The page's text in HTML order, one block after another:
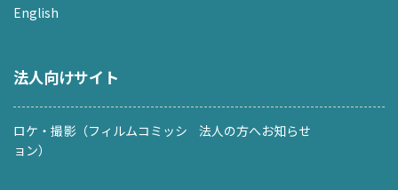
English
法人向けサイト
ロケ・撮影（フィルムコミッシ
ョン）
法人の方へお知らせ